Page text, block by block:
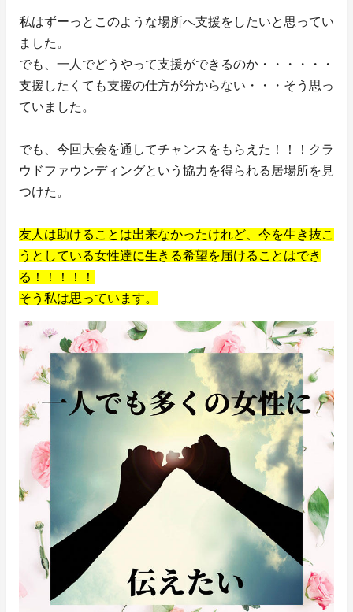
私はずーっとこのような場所へ支援をしたいと思ってい
ました。
でも、一人でどうやって支援ができるのか・・・・・・
支援したくても支援の仕方が分からない・・・そう思っ
ていました。
でも、今回大会を通してチャンスをもらえた！！！クラ
ウドファウンディングという協力を得られる居場所を見
つけた。
友人は助けることは出来なかったけれど、今を生き抜こ
うとしている女性達に生きる希望を届けることはでき
る！！！！！
そう私は思っています。